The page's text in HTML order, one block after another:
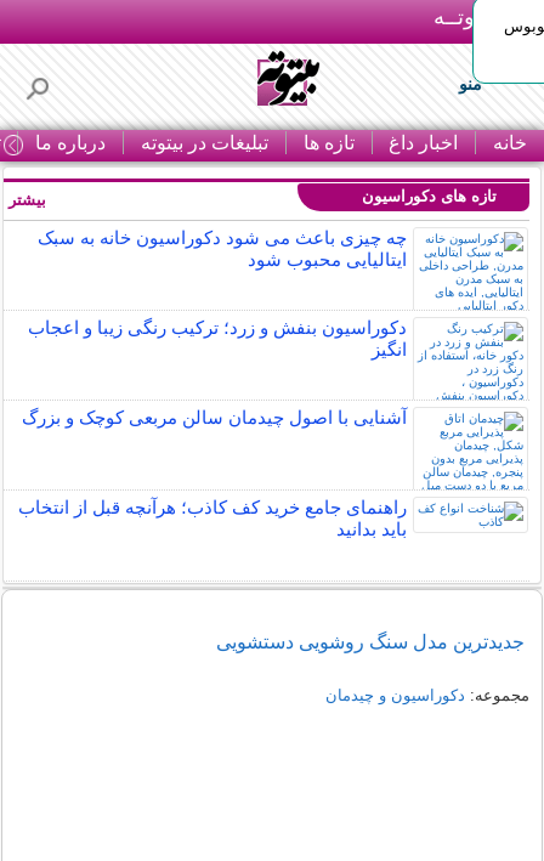
بـیتوتــه
منو
خانه اخبار داغ تازه ها تبلیغات در بیتوته درباره ما
تازه های دکوراسیون
چه چیزی باعث می شود دکوراسیون خانه به سبک
ایتالیایی محبوب شود
دکوراسیون بنفش و زرد؛ ترکیب رنگی زیبا و اعجاب
انگیز
آشنایی با اصول چیدمان سالن مربعی کوچک و بزرگ
راهنمای جامع خرید کف کاذب؛ هرآنچه قبل از انتخاب
باید بدانید
بیشتر
جدیدترین مدل سنگ روشویی دستشویی
مجموعه: دکوراسیون و چیدمان